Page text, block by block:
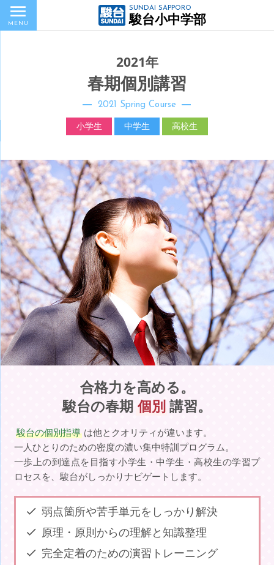
2021年
春期個別講習
2021 Spring Course
小学生 中学生 高校生
合格力を高める。
駿台の春期 個別 講習。
駿台の個別指導 は他とクオリティが違います。
一人ひとりのための密度の濃い集中特訓プログラム。
一歩上の到達点を目指す小学生・中学生・高校生の学習プ
ロセスを、駿台がしっかりナビゲートします。
弱点箇所や苦手単元をしっかり解決
原理・原則からの理解と知識整理
完全定着のための演習トレーニング
SUNDAI SAPPORO
駿台小中学部
MENU